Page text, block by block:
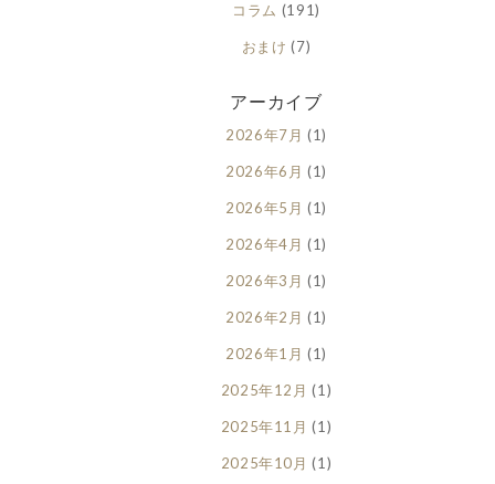
コラム (191)
おまけ (7)
アーカイブ
2026年7月 (1)
2026年6月 (1)
2026年5月 (1)
2026年4月 (1)
2026年3月 (1)
2026年2月 (1)
2026年1月 (1)
2025年12月 (1)
2025年11月 (1)
2025年10月 (1)